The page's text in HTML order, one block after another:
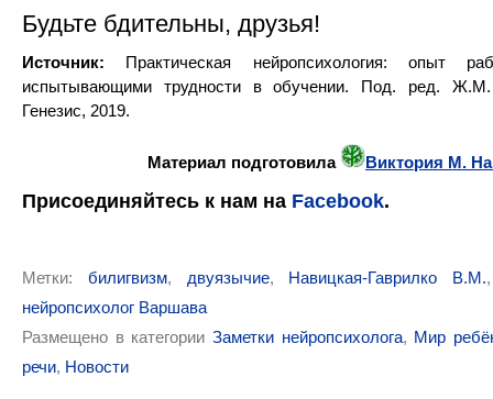
Будьте бдительны, друзья!
Источник: Практическая нейропсихология: опыт
испытывающими трудности в обучении. Под. ред.
Генезис, 2019.
Материал подготовила Виктория М.
Присоединяйтесь к нам на Facebook.
Метки: билигвизм, двуязычие, Навицкая-Гаврилко В.М.
нейропсихолог Варшава
Размещено в категории Заметки нейропсихолога, Мир
речи, Новости